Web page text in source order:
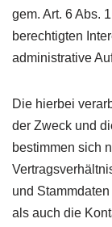
gem. Art. 6 Abs.
berechtigten
administrative
Die hierbei
der Zweck und
bestimmen sich
und
als auch die